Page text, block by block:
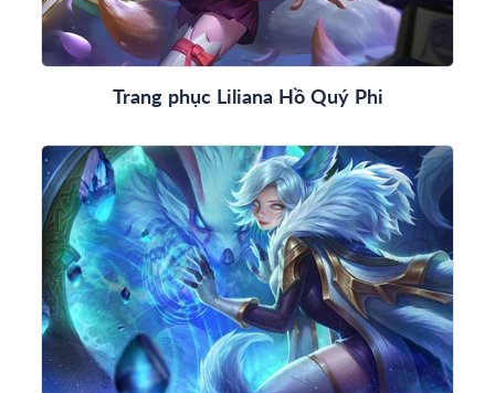
Trang phục Liliana Hồ Quý Phi